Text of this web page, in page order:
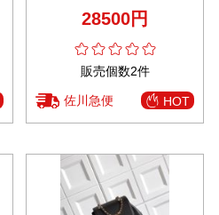
ベージュ色28500円
販売個数2件
佐川急便 HOT